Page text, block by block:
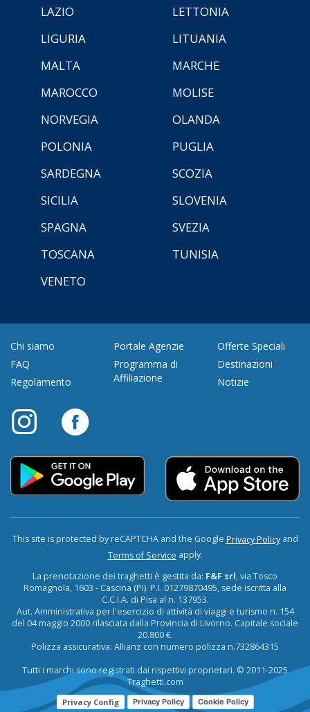
LAZIO
LETTONIA
LIGURIA
LITUANIA
MALTA
MARCHE
MAROCCO
MOLISE
NORVEGIA
OLANDA
POLONIA
PUGLIA
SARDEGNA
SCOZIA
SICILIA
SLOVENIA
SPAGNA
SVEZIA
TOSCANA
TUNISIA
VENETO
Chi siamo
FAQ
Regolamento
Portale Agenzie
Programma di
Affiliazione
Offerte Speciali
Destinazioni
Notizie
This site is protected by reCAPTCHA and the Google Privacy Policyand
Terms of Service apply.
La prenotazione dei traghetti è gestita da: F&F srl, via Tosco
Romagnola, 1603 - Cascina (PI). P.I. 01279870495, sede iscritta alla
C.C.I.A. di Pisa al n. 137953.
Aut. Amministrativa per l'esercizio di attività di viaggi e turismo n. 154
del 04 maggio 2000 rilasciata dalla Provincia di Livorno. Capitale sociale
20.800 €.
Polizza assicurativa: Allianz con numero polizza n.732864315
Tutti i marchi sono registrati dai rispettivi proprietari. © 2011-2025
Traghetti.com
Privacy Config Privacy Policy Cookie Policy